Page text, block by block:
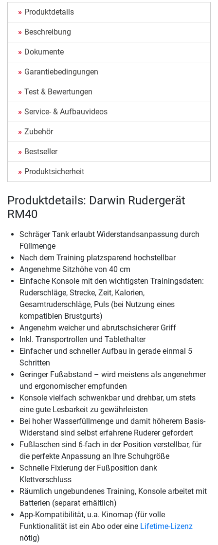
Produktdetails
Beschreibung
Dokumente
Garantiebedingungen
Test & Bewertungen
Service- & Aufbauvideos
Zubehör
Bestseller
Produktsicherheit
Produktdetails: Darwin Rudergerät
RM40
Schräger Tank erlaubt Widerstandsanpassung durch
Füllmenge
Nach dem Training platzsparend hochstellbar
Angenehme Sitzhöhe von 40 cm
Einfache Konsole mit den wichtigsten Trainingsdaten:
Ruderschläge, Strecke, Zeit, Kalorien,
Gesamtruderschläge, Puls (bei Nutzung eines
kompatiblen Brustgurts)
Angenehm weicher und abrutschsicherer Griff
Inkl. Transportrollen und Tablethalter
Einfacher und schneller Aufbau in gerade einmal 5
Schritten
Geringer Fußabstand – wird meistens als angenehmer
und ergonomischer empfunden
Konsole vielfach schwenkbar und drehbar, um stets
eine gute Lesbarkeit zu gewährleisten
Bei hoher Wasserfüllmenge und damit höherem Basis-
Widerstand sind selbst erfahrene Ruderer gefordert
Fußlaschen sind 6-fach in der Position verstellbar, für
die perfekte Anpassung an Ihre Schuhgröße
Schnelle Fixierung der Fußposition dank
Klettverschluss
Räumlich ungebundenes Training, Konsole arbeitet mit
Batterien (separat erhältlich)
App-Kompatibilität, u.a. Kinomap (für volle
Funktionalität ist ein Abo oder eine Lifetime-Lizenz
nötig)